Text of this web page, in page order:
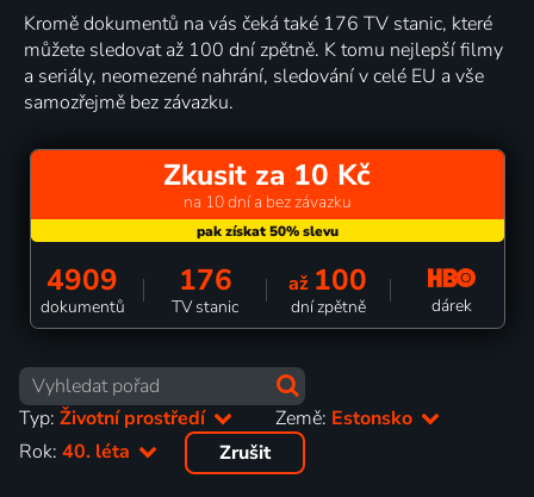
Kromě dokumentů na vás čeká také 176 TV stanic, které
můžete sledovat až 100 dní zpětně. K tomu nejlepší filmy
a seriály, neomezené nahrání, sledování v celé EU a vše
samozřejmě bez závazku.
Zkusit za 10 Kč
na 10 dní a bez závazku
4909
dokumentů
176
TV stanic
až 100
dní zpětně dárek
Typ: Životní prostředí Země: Estonsko
Rok: 40. léta Zrušit